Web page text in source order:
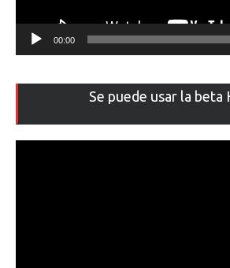
00:00
Se puede usar la beta